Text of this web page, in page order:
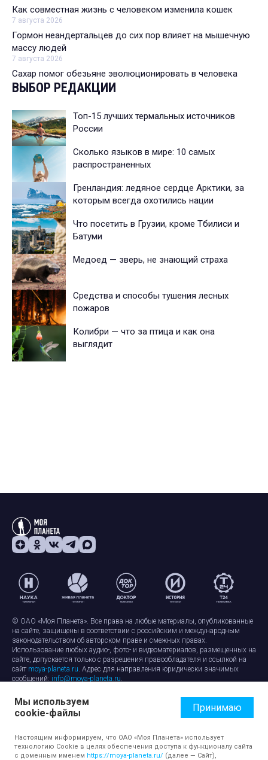
Как совместная жизнь с человеком изменила кошек
7 августа 2026
Гормон неандертальцев до сих пор влияет на мышечную
массу людей
7 августа 2026
Сахар помог обезьяне эволюционировать в человека
ВЫБОР РЕДАКЦИИ
Топ-15 лучших термальных источников
России
Сколько языков в мире: 10 самых
распространенных
Гренландия: ледяное сердце Арктики, за
которым всегда охотились нации
Что посетить в Грузии, кроме Тбилиси и
Батуми
Медоед — зверь, не знающий страха
Средства и способы тушения лесных
пожаров
Колибри — что за птица и как она
выглядит
© ОАО «Моя Планета». Все права на любые материалы, опубликованные
на сайте, защищены в соответствии с российским и международным
законодательством об авторском праве и смежных правах.
Использование любых аудио-, фото- и видеоматериалов, размещенных на
сайте, допускается только с разрешения правообладателя и ссылкой на
сайт moya-planeta.ru. Адрес для направления юридически значимых
сообщений: info@moya-planeta.ru.
Правила сайтаРабота с cookie-файлами
Защита персональных данных
Обработка персональных данных
Мы используем
cookie-файлы
Принимаю
Настоящим информируем, что ОАО «Моя Планета» использует
технологию Cookie в целях обеспечения доступа к функционалу сайта
с доменным именем https://moya-planeta.ru/ (далее — Сайт),